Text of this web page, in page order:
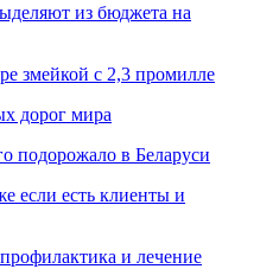
из бюджета на
змейкой с 2,3 промилле
дорог мира
подорожало в Беларуси
если есть клиенты и
и лечение